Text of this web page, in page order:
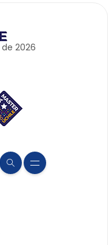
de 2026